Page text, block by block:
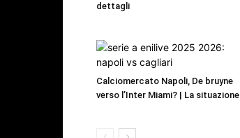
dettagli
Calciomercato Napoli, De bruyne
verso l’Inter Miami? | La situazione